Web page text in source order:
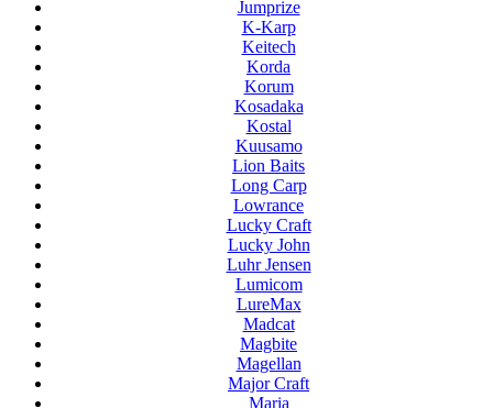
Jumprize
K-Karp
Keitech
Korda
Korum
Kosadaka
Kostal
Kuusamo
Lion Baits
Long Carp
Lowrance
Lucky Craft
Lucky John
Luhr Jensen
Lumicom
LureMax
Madcat
Magbite
Magellan
Major Craft
Maria